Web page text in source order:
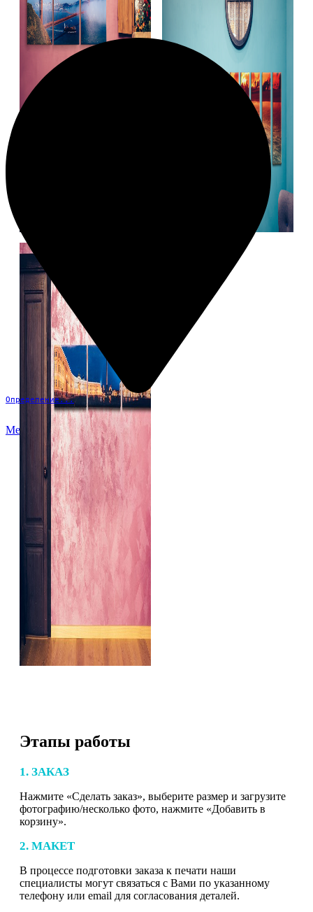
Определение...
Меню
Этапы работы
1. ЗАКАЗ
Нажмите «Сделать заказ», выберите размер и загрузите
фотографию/несколько фото, нажмите «Добавить в
корзину».
2. МАКЕТ
В процессе подготовки заказа к печати наши
специалисты могут связаться с Вами по указанному
телефону или email для согласования деталей.